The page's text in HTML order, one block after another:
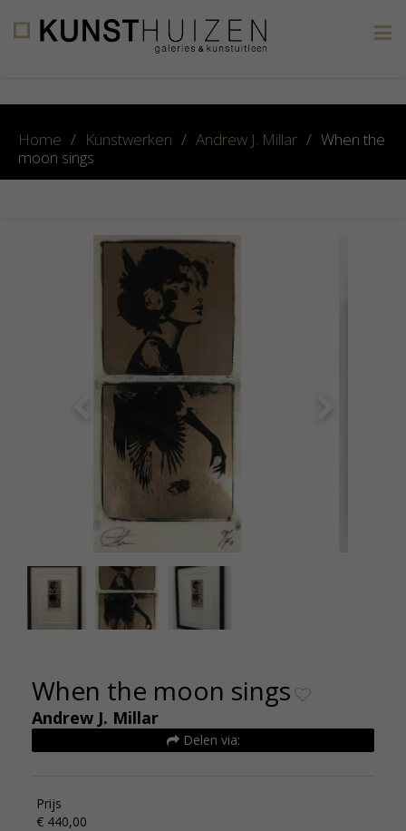
Home / Kunstwerken / Andrew J. Millar / When the
moon sings
80x30 cm oplage 40 (2)
When the moon sings
Andrew J. Millar
Delen via:
Prijs
€ 440,00